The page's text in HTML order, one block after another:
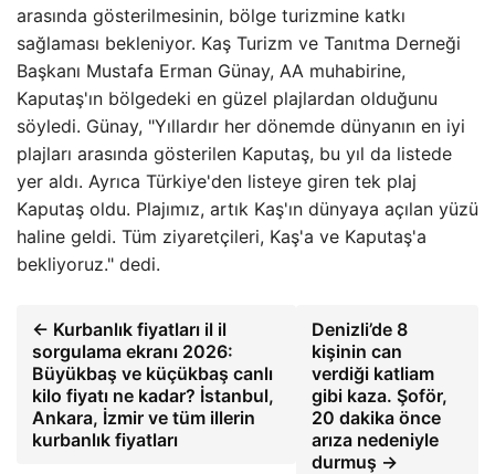
arasında gösterilmesinin, bölge turizmine katkı
sağlaması bekleniyor. Kaş Turizm ve Tanıtma Derneği
Başkanı Mustafa Erman Günay, AA muhabirine,
Kaputaş'ın bölgedeki en güzel plajlardan olduğunu
söyledi. Günay, "Yıllardır her dönemde dünyanın en iyi
plajları arasında gösterilen Kaputaş, bu yıl da listede
yer aldı. Ayrıca Türkiye'den listeye giren tek plaj
Kaputaş oldu. Plajımız, artık Kaş'ın dünyaya açılan yüzü
haline geldi. Tüm ziyaretçileri, Kaş'a ve Kaputaş'a
bekliyoruz." dedi.
← Kurbanlık fiyatları il il
sorgulama ekranı 2026:
Büyükbaş ve küçükbaş canlı
kilo fiyatı ne kadar? İstanbul,
Ankara, İzmir ve tüm illerin
kurbanlık fiyatları
Denizli’de 8
kişinin can
verdiği katliam
gibi kaza. Şoför,
20 dakika önce
arıza nedeniyle
durmuş →